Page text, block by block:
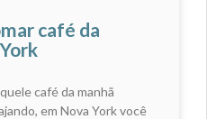
café da
café da manhã
em Nova York você